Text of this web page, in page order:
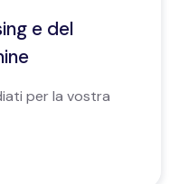
e del
per la vostra